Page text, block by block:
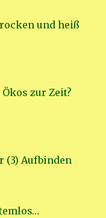
und heiß
zur Zeit?
(3) Aufbinden